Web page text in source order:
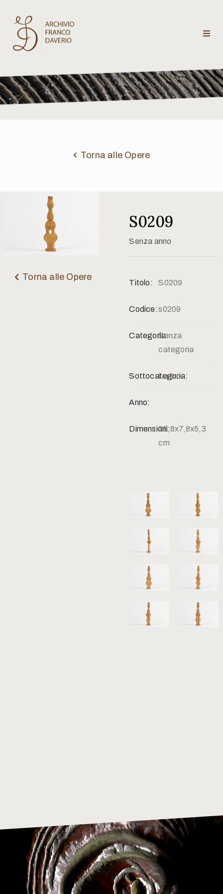
Archivio
Franco
Daverio
Torna alle Opere
Torna alle Opere
S0209
Senza anno
Titolo: S0209
Codice:s0209
Categoria:Senza
categoria
Sottocategoria:
Legno
Anno:
Dimensioni:29,8x7,8x5,3
cm